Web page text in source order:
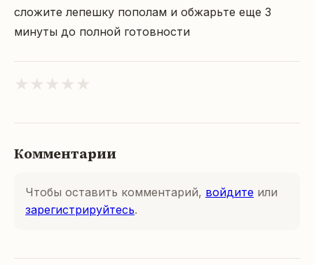
сложите лепешку пополам и обжарьте еще 3
минуты до полной готовности
★ ★ ★ ★ ★
Комментарии
Чтобы оставить комментарий, войдите или
зарегистрируйтесь.